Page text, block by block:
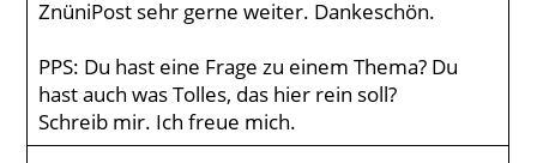
ZnüniPost sehr gerne weiter. Dankeschön.
PPS: Du hast eine Frage zu einem Thema? Du
hast auch was Tolles, das hier rein soll?
Schreib mir. Ich freue mich.